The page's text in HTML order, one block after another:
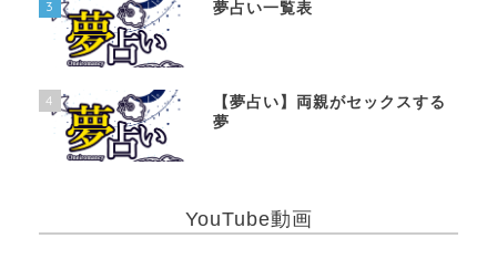
3 夢占い一覧表
4
【夢占い】両親がセックスする
夢
YouTube動画